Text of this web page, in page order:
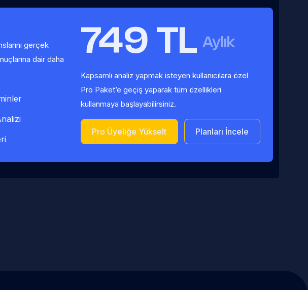
gerçek
dair daha
749 TL Aylık
Kapsamlı analiz yapmak isteyen kullanıcılara özel
Pro Paket’e geçiş yaparak tüm özellikleri
kullanmaya başlayabilirsiniz.
Pro Üyeliğe Yükselt Planları İncele